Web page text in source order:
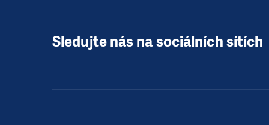
Náměstí míru 40,
Sledujte nás na sociálních sítích